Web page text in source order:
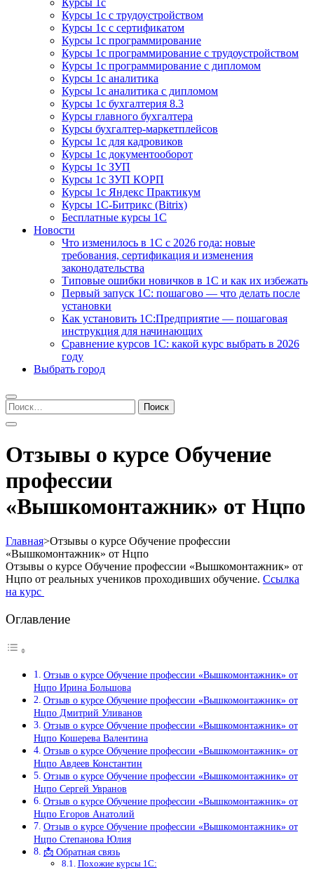
Курсы 1с
Курсы 1с с трудоустройством
Курсы 1с с сертификатом
Курсы 1с программирование
Курсы 1с программирование с трудоустройством
Курсы 1с программирование с дипломом
Курсы 1с аналитика
Курсы 1с аналитика с дипломом
Курсы 1с бухгалтерия 8.3
Курсы главного бухгалтера
Курсы бухгалтер-маркетплейсов
Курсы 1с для кадровиков
Курсы 1с документооборот
Курсы 1с ЗУП
Курсы 1с ЗУП КОРП
Курсы 1с Яндекс Практикум
Курсы 1С-Битрикс (Bitrix)
Бесплатные курсы 1С
Новости
Что изменилось в 1С с 2026 года: новые
требования, сертификация и изменения
законодательства
Типовые ошибки новичков в 1С и как их избежать
Первый запуск 1С: пошагово — что делать после
установки
Как установить 1С:Предприятие — пошаговая
инструкция для начинающих
Сравнение курсов 1С: какой курс выбрать в 2026
году
Выбрать город
Найти:
Отзывы о курсе Обучение
профессии
«Вышкомонтажник» от Нцпо
Главная>Отзывы о курсе Обучение профессии
«Вышкомонтажник» от Нцпо
Отзывы о курсе Обучение профессии «Вышкомонтажник» от
Нцпо от реальных учеников проходивших обучение. Ссылка
на курс
Оглавление
Отзыв о курсе Обучение профессии «Вышкомонтажник» от
Нцпо Ирина Большова
Отзыв о курсе Обучение профессии «Вышкомонтажник» от
Нцпо Дмитрий Уливанов
Отзыв о курсе Обучение профессии «Вышкомонтажник» от
Нцпо Кошерева Валентина
Отзыв о курсе Обучение профессии «Вышкомонтажник» от
Нцпо Авдеев Константин
Отзыв о курсе Обучение профессии «Вышкомонтажник» от
Нцпо Сергей Увранов
Отзыв о курсе Обучение профессии «Вышкомонтажник» от
Нцпо Егоров Анатолий
Отзыв о курсе Обучение профессии «Вышкомонтажник» от
Нцпо Степанова Юлия
📩 Обратная связь
Похожие курсы 1С: